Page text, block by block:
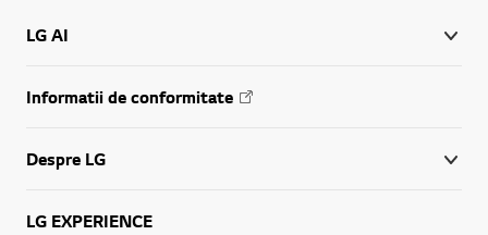
LG AI
Informatii de conformitate
Despre LG
LG EXPERIENCE